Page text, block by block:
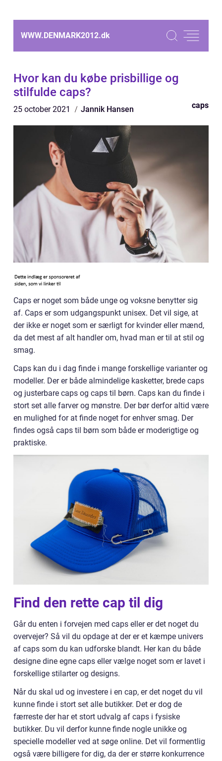
WWW.DENMARK2012.dk
Hvor kan du købe prisbillige og
stilfulde caps?
25 october 2021 Jannik Hansen caps
Caps er noget som både unge og voksne benytter sig
af. Caps er som udgangspunkt unisex. Det vil sige, at
der ikke er noget som er særligt for kvinder eller mænd,
da det mest af alt handler om, hvad man er til at stil og
smag.
Caps kan du i dag finde i mange forskellige varianter og
modeller. Der er både almindelige kasketter, brede caps
og justerbare caps og caps til børn. Caps kan du finde i
stort set alle farver og mønstre. Der bør derfor altid være
en mulighed for at finde noget for enhver smag. Der
findes også caps til børn som både er moderigtige og
praktiske.
Find den rette cap til dig
Går du enten i forvejen med caps eller er det noget du
overvejer? Så vil du opdage at der er et kæmpe univers
af caps som du kan udforske blandt. Her kan du både
designe dine egne caps eller vælge noget som er lavet i
forskellige stilarter og designs.
Når du skal ud og investere i en cap, er det noget du vil
kunne finde i stort set alle butikker. Det er dog de
færreste der har et stort udvalg af caps i fysiske
butikker. Du vil derfor kunne finde nogle unikke og
specielle modeller ved at søge online. Det vil formentlig
også være billigere for dig, da der er større konkurrence